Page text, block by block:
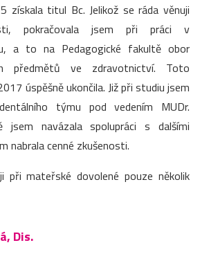
získala titul Bc. Jelikož se ráda věnuji
pokračovala jsem při práci v
a to na Pedagogické fakultě obor
předmětů ve zdravotnictví. Toto
úspěšně ukončila. Již při studiu jsem
týmu pod vedením MUDr.
jsem navázala spolupráci s dalšími
nabrala cenné zkušenosti.
při mateřské dovolené pouze několik
Dis.